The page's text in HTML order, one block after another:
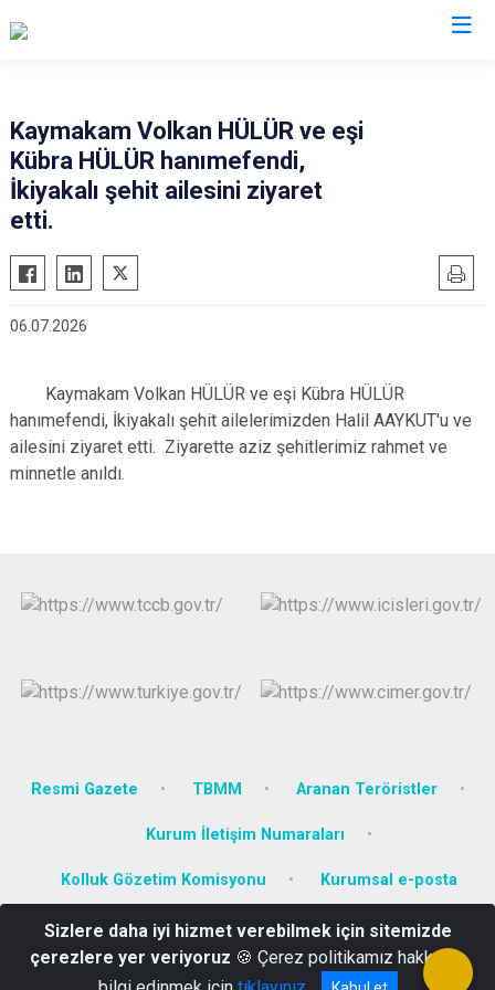
Çukurca
Şemdinli
Derecik
Kaymakam Volkan HÜLÜR ve eşi
Kübra HÜLÜR hanımefendi,
İkiyakalı şehit ailesini ziyaret
etti.
06.07.2026
Kaymakam Volkan HÜLÜR ve eşi Kübra HÜLÜR
hanımefendi, İkiyakalı şehit ailelerimizden Halil AAYKUT'u ve
ailesini ziyaret etti. Ziyarette aziz şehitlerimiz rahmet ve
minnetle anıldı.
Resmi Gazete TBMM Aranan Teröristler
Kurum İletişim Numaraları
Kolluk Gözetim Komisyonu Kurumsal e-posta
1. Etap TOKİ Konutları Hükümet Konağı Yüksekova/HAKKARİ
0 438 351 40 12
Sizlere daha iyi hizmet verebilmek için sitemizde
çerezlere yer veriyoruz 🍪 Çerez politikamız hakkında